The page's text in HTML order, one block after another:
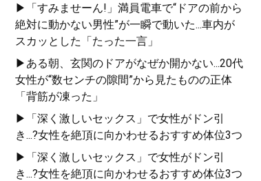
▶「すみませーん!」満員電車で“ドアの前から
絶対に動かない男性”が一瞬で動いた...車内が
スカッとした「たった一言」
▶ある朝、玄関のドアがなぜか開かない...20代
女性が“数センチの隙間”から見たものの正体
「背筋が凍った」
▶「深く激しいセックス」で女性がドン引
き...?女性を絶頂に向かわせるおすすめ体位3つ
▶「深く激しいセックス」で女性がドン引
き...?女性を絶頂に向かわせるおすすめ体位3つ